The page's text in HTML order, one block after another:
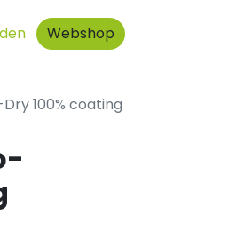
Webshop
100% coating